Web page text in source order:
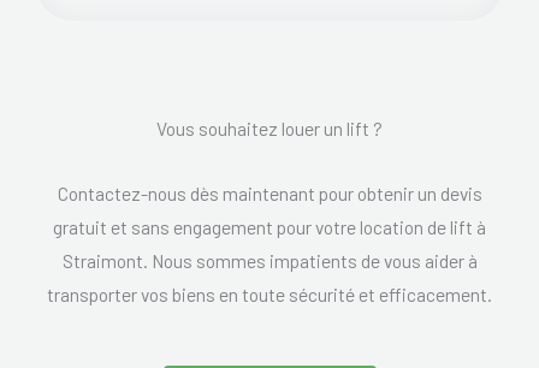
Vous souhaitez louer un lift ?
Contactez-nous dès maintenant pour obtenir un devis
gratuit et sans engagement pour votre location de lift à
Straimont. Nous sommes impatients de vous aider à
transporter vos biens en toute sécurité et efficacement.